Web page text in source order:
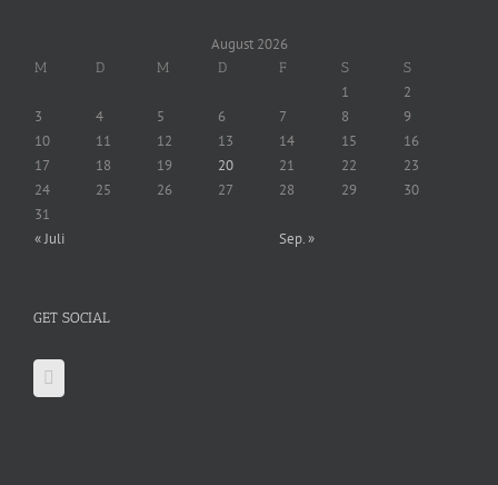
August 2026
M D M D F S S
1
2
3
4 5 6 7 8
9
10
11 12 13 14 15
16
17
18 19 20 21 22
23
24
25 26 27 28 29
30
31
« Juli
Sep. »
GET SOCIAL